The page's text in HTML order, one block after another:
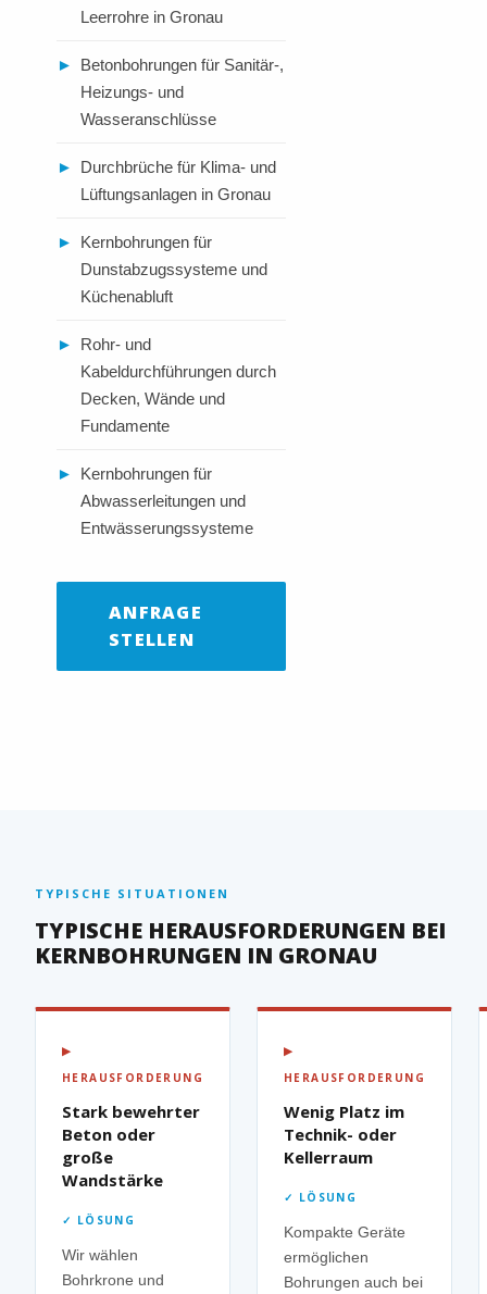
Leerrohre in Gronau
►
Betonbohrungen für Sanitär-,
Heizungs- und
Wasseranschlüsse
►
Durchbrüche für Klima- und
Lüftungsanlagen in Gronau
►
Kernbohrungen für
Dunstabzugssysteme und
Küchenabluft
►
Rohr- und
Kabeldurchführungen durch
Decken, Wände und
Fundamente
►
Kernbohrungen für
Abwasserleitungen und
Entwässerungssysteme
ANFRAGE
STELLEN
TYPISCHE SITUATIONEN
TYPISCHE HERAUSFORDERUNGEN BEI
KERNBOHRUNGEN IN GRONAU
▶
HERAUSFORDERUNG
Stark bewehrter
Beton oder
große
Wandstärke
✓ LÖSUNG
Wir wählen
Bohrkrone und
▶
HERAUSFORDERUNG
Wenig Platz im
Technik- oder
Kellerraum
✓ LÖSUNG
Kompakte Geräte
ermöglichen
Bohrungen auch bei